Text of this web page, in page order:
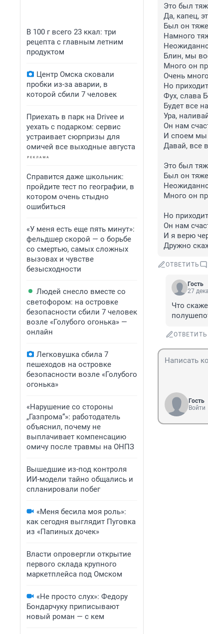
В 100 г всего 23 ккал: три
рецепта с главным летним
продуктом
Центр Омска сковали
пробки из-за аварии, в
которой сбили 7 человек
Приехать в парк на Drivee и
уехать с подарком: сервис
устраивает сюрпризы для
омичей все выходные августа
Справится даже школьник:
пройдите тест по географии, в
котором очень стыдно
ошибиться
«У меня есть еще пять минут»:
фельдшер скорой — о борьбе
со смертью, самых сложных
вызовах и чувстве
безысходности
Людей снесло вместе со
светофором: на островке
безопасности сбили 7 человек
возле «Голубого огонька» —
онлайн
Легковушка сбила 7
пешеходов на островке
безопасности возле «Голубого
огонька»
«Нарушение со стороны
„Газпрома“»: работодатель
объяснил, почему не
выплачивает компенсацию
омичу после травмы на ОНПЗ
Вышедшие из-под контроля
ИИ-модели тайно общались и
спланировали побег
«Меня бесила моя роль»:
как сегодня выглядит Пуговка
из «Папиных дочек»
Власти опровергли открытие
первого склада крупного
маркетплейса под Омском
«Не просто слух»: Федору
Бондарчуку приписывают
новый роман — с кем
Это был
Да, капец,
Был он
Намного
Блин, мы
Много он
Очень
Но
Фух, слава
Будет все
Ура,
Он нам
И споем мы
Давай, все
Это был
Был он
Много он
Но
Он нам
И я верю
Дружно
ОТВЕТИТЬ
Гость
27
Что
ОТВЕТИТЬ
Гость
Войти